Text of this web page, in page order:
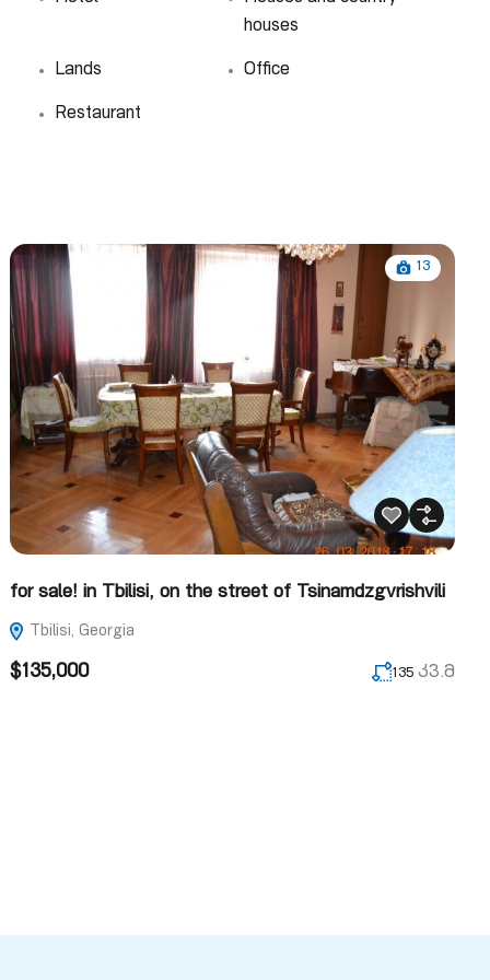
houses
Lands Office
Restaurant
13
for sale! in Tbilisi, on the street of Tsinamdzgvrishvili
Tbilisi, Georgia
$135,000 135 კვ.მ